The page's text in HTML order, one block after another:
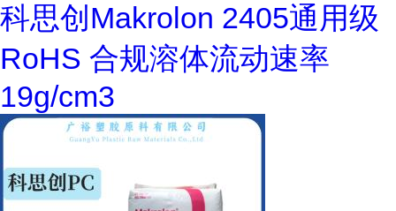
科思创Makrolon 2405通用级
RoHS 合规溶体流动速率
19g/cm3